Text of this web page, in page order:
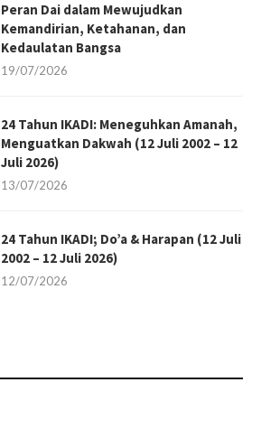
Peran Dai dalam Mewujudkan
Kemandirian, Ketahanan, dan
Kedaulatan Bangsa
19/07/2026
24 Tahun IKADI: Meneguhkan Amanah,
Menguatkan Dakwah (12 Juli 2002 – 12
Juli 2026)
13/07/2026
24 Tahun IKADI; Do’a & Harapan (12 Juli
2002 – 12 Juli 2026)
12/07/2026